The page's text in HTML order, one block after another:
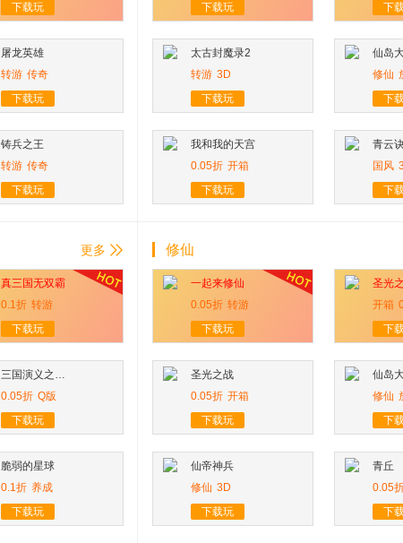
下载玩
屠龙英雄
转游 传奇
下载玩
铸兵之王
转游 传奇
下载玩
下载玩
下
太古封魔录2
转游 3D
下载玩
仙岛
修仙
下
我和我的天宫
0.05折 开箱
下载玩
青云
国风
下
更多
真三国无双霸
0.1折 转游
下载玩
三国演义之天策
0.05折 Q版
下载玩
脆弱的星球
0.1折 养成
下载玩
修仙
一起来修仙
0.05折 转游
下载玩
圣光
开箱
下
圣光之战
0.05折 开箱
下载玩
仙岛
修仙
下
仙帝神兵
修仙 3D
下载玩
青丘
0.05
下